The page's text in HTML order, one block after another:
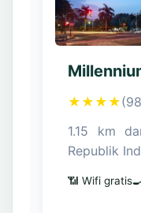
★★★★
1.15 km
Republik
📶 Wifi gratis